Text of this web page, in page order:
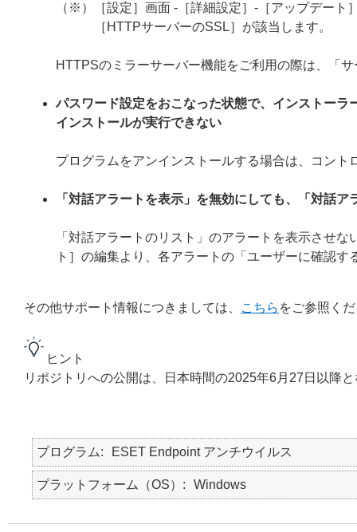
（※）［設定］画面 -［詳細設定］-［アップデー
［HTTPサーバーのSSL］が該当します。
HTTPSのミラーサーバー機能をご利用の際は、「
パスワード設定をおこなった状態で、インストー
インストールが実行できない
プログラムをアンインストールする場合は、コン
「対話アラートを表示」を無効にしても、「対話
「対話アラートのリスト」のアラートを表示させ
ト］の編集より、各アラートの「ユーザーに確認
その他サポート情報につきましては、 こちら をご参照く
ヒント
リポジトリへの公開は、日本時間の2025年6月27日以降
プログラム ESET Endpoint アンチウイルス
プラットフォーム（OS） Windows